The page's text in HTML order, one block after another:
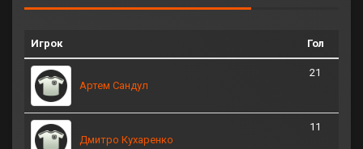
Игрок Гол
Артем Сандул
21
Дмитро Кухаренко
11